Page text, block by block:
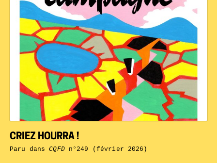
CRIEZ HOURRA !
Paru dansCQFDn°249 (février 2026)